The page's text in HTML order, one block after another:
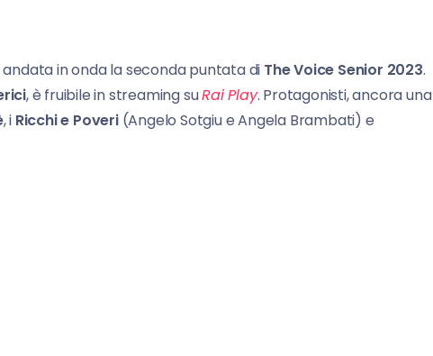
andata in onda la seconda puntata di The Voice Senior 2023.
, è fruibile in streaming suRai Play. Protagonisti, ancora una
, i Ricchi e Poveri(Angelo Sotgiu e Angela Brambati) e